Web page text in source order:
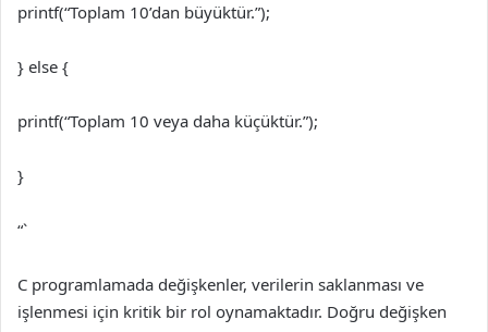
printf(“Toplam 10’dan büyüktür.”);
} else {
printf(“Toplam 10 veya daha küçüktür.”);
}
“`
C programlamada değişkenler, verilerin saklanması ve
işlenmesi için kritik bir rol oynamaktadır. Doğru değişken